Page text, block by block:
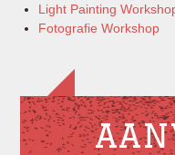
Light Painting
Fotografie Workshop